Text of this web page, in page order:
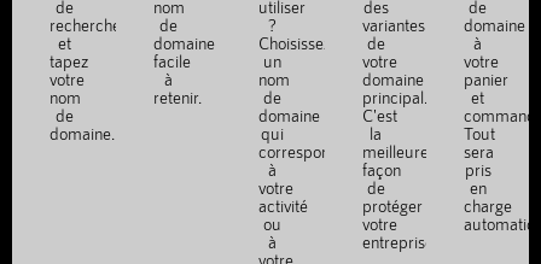
de
recherche
et
tapez
votre
nom
de
domaine.
nom
de
domaine
facile
à
retenir.
utiliser
?
Choisissez
un
nom
de
domaine
qui
correspond
à
votre
activité
ou
à
votre
des
variantes
de
votre
domaine
principal.
C'est
la
meilleure
façon
de
protéger
votre
entreprise.
de
domaine
à
votre
panier
et
Tout
sera
pris
en
charge